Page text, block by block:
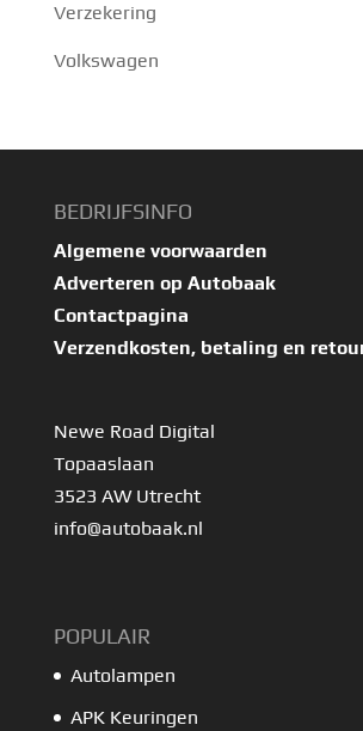
Verzekering
Volkswagen
BEDRIJFSINFO
Algemene voorwaarden
Adverteren op Autobaak
Contactpagina
Verzendkosten, betaling en
Newe Road Digital
Topaaslaan
3523 AW Utrecht
info@autobaak.nl
POPULAIR
Autolampen
APK Keuringen